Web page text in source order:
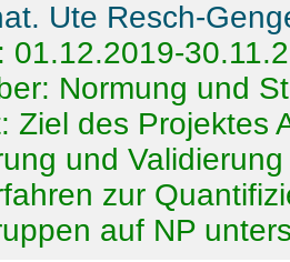
Ute Resch-
01.12.2019-
Normung und
Ziel des Projektes
und
zur
auf NP